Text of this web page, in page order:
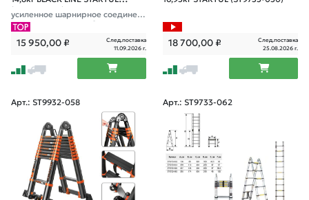
усиленное шарнирное соединен
ие, ширина ступени 8см, прорези
ненные колеса и доп.стабилизато
ры
15 950,00₽
След.поставка
11.09.2026 г.
18 700,00₽
След.поставка
25.08.2026 г.
Арт.: ST9932-058 Арт.: ST9733-062